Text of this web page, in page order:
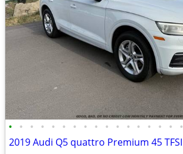
• • • • • • • • • • • • • • • • •
2019 Audi Q5 quattro Premium 45 TFSI